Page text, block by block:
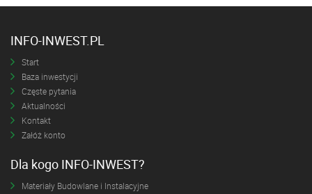
INFO-INWEST.PL
Start
Baza inwestycji
Częste pytania
Aktualności
Kontakt
Załóż konto
Dla kogo INFO-INWEST?
Materiały Budowlane i Instalacyjne